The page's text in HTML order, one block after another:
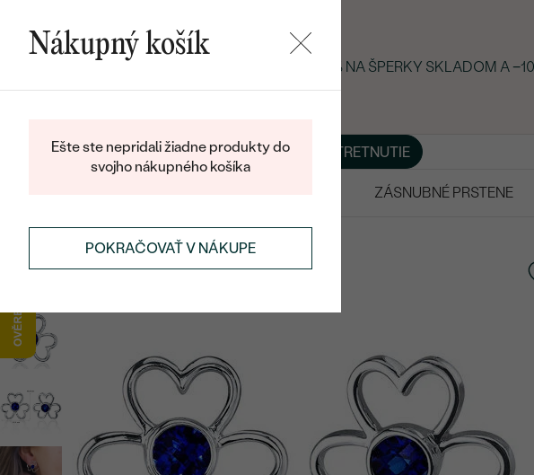
LETNÝ BLACK FRIDAY: −25 % NA ŠPERKY SKLADOM A
BLOGŠPERKY NA MIERU DOHODNÚŤ STRETNUTIE
ZÁSNUBNÉ PRSTENE
NÁUŠNICESTRIEBORNÉ NÁUŠNICE
Nákupný košík
Ešte ste nepridali žiadne produkty do
svojho nákupného košíka
POKRAČOVAŤ V NÁKUPE